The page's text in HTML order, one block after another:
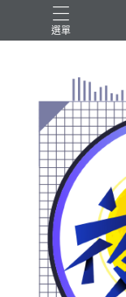
選單